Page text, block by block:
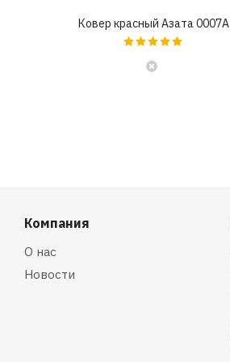
Ковер красный Азата 0007A
Компания
О нас
Новости